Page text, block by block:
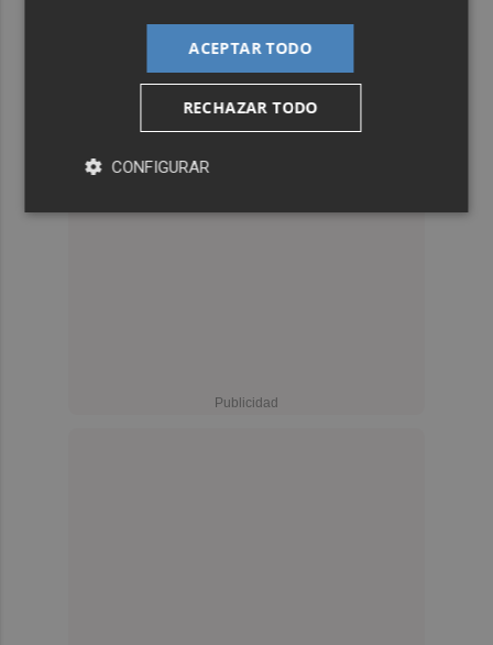
ACEPTAR TODO
RECHAZAR TODO
CONFIGURAR